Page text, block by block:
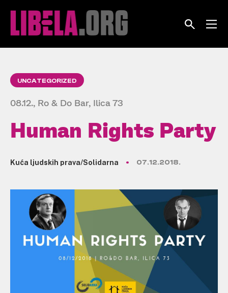
UNCATEGORIZED
08.12., Ro & Do Bar, Ilica 73
Human Rights Party
Kuća ljudskih prava/Solidarna 07.12.2018.